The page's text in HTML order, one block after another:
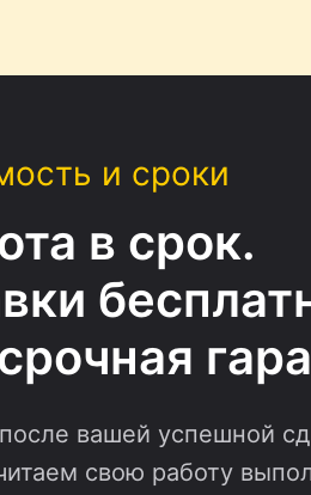
и сроки
в срок.
вашей успешной
свою работу